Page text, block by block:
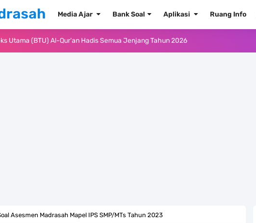
Media Ajar Bank Soal Aplikasi Ruang Info
Utama (BTU) Al-Qur'an Hadis Semua Jenjang Tahun 2026
Asesmen Madrasah Mapel IPS SMP/MTs Tahun 2023